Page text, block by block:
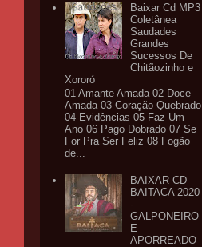
Baixar Cd MP3
Coletânea
Saudades
Grandes
Sucessos De
Chitãozinho e
Xororó
01 Amante Amada 02 Doce
Amada 03 Coração Quebrado
04 Evidências 05 Faz Um
Ano 06 Pago Dobrado 07 Se
For Pra Ser Feliz 08 Fogão
de...
BAIXAR CD
BAITACA 2020
-
GALPONEIRO
E
APORREADO